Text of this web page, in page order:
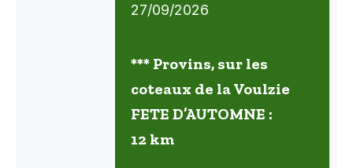
27/09/2026
*** Provins, sur les
coteaux de la Voulzie
FETE D’AUTOMNE :
12 km